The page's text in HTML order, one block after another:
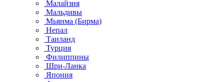
Малайзия
Мальдивы
Мьянма (Бирма)
Непал
Таиланд
Турция
Филиппины
Шри-Ланка
Япония